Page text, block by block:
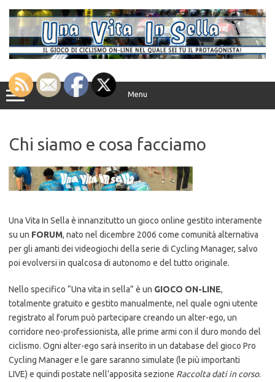
contenuto
Menu
Chi siamo e cosa facciamo
Una Vita In Sella è innanzitutto un gioco online gestito interamente
su un FORUM, nato nel dicembre 2006 come comunità alternativa
per gli amanti dei videogiochi della serie di Cycling Manager, salvo
poi evolversi in qualcosa di autonomo e del tutto originale.
Nello specifico “Una vita in sella” è un GIOCO ON-LINE,
totalmente gratuito e gestito manualmente, nel quale ogni utente
registrato al forum può partecipare creando un alter-ego, un
corridore neo-professionista, alle prime armi con il duro mondo del
ciclismo. Ogni alter-ego sarà inserito in un database del gioco Pro
Cycling Manager e le gare saranno simulate (le più importanti
LIVE) e quindi postate nell’apposita sezione Raccolta dati in corso.